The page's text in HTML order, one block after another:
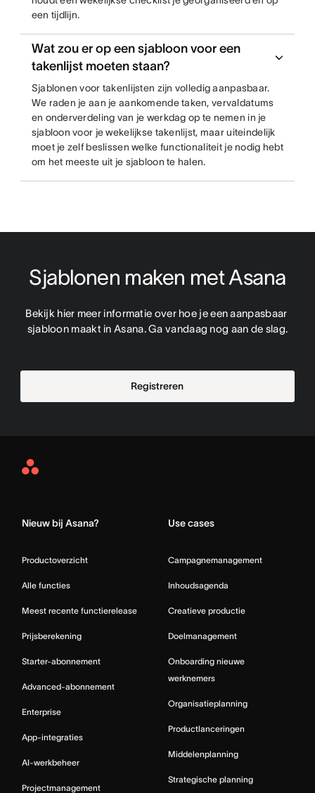
een tijdlijn.
Wat zou er op een sjabloon voor een
takenlijst moeten staan?
Sjablonen voor takenlijsten zijn volledig aanpasbaar.
We raden je aan je aankomende taken, vervaldatums
en onderverdeling van je werkdag op te nemen in je
sjabloon voor je wekelijkse takenlijst, maar uiteindelijk
moet je zelf beslissen welke functionaliteit je nodig hebt
om het meeste uit je sjabloon te halen.
Sjablonen maken met Asana
Bekijk hier meer informatie over hoe je een aanpasbaar
sjabloon maakt in Asana. Ga vandaag nog aan de slag.
Registreren
Asana
Nieuw bij Asana?
Productoverzicht
Alle functies
Meest recente functierelease
Prijsberekening
Starter-abonnement
Advanced-abonnement
Enterprise
App-integraties
AI-werkbeheer
Projectmanagement
Use cases
Campagnemanagement
Inhoudsagenda
Creatieve productie
Doelmanagement
Onboarding nieuwe
werknemers
Organisatieplanning
Productlanceringen
Middelenplanning
Strategische planning